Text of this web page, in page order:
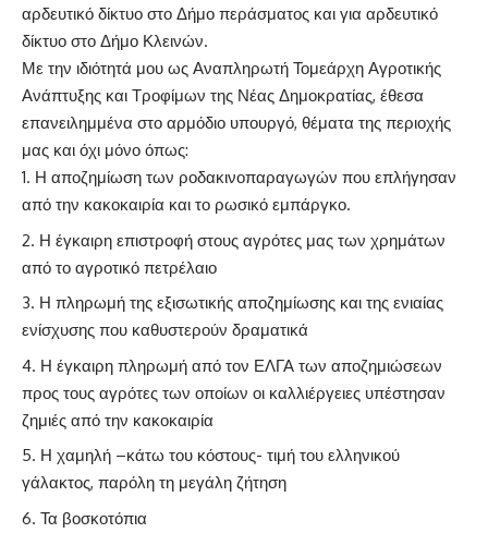
αρδευτικό δίκτυο στο Δήμο περάσματος και για αρδευτικό
δίκτυο στο Δήμο Κλεινών.
Με την ιδιότητά μου ως Αναπληρωτή Τομεάρχη Αγροτικής
Ανάπτυξης και Τροφίμων της Νέας Δημοκρατίας, έθεσα
επανειλημμένα στο αρμόδιο υπουργό, θέματα της περιοχής
μας και όχι μόνο όπως:
Η αποζημίωση των ροδακινοπαραγωγών που επλήγησαν
από την κακοκαιρία και το ρωσικό εμπάργκο.
Η έγκαιρη επιστροφή στους αγρότες μας των χρημάτων
από το αγροτικό πετρέλαιο
Η πληρωμή της εξισωτικής αποζημίωσης και της ενιαίας
ενίσχυσης που καθυστερούν δραματικά
Η έγκαιρη πληρωμή από τον ΕΛΓΑ των αποζημιώσεων
προς τους αγρότες των οποίων οι καλλιέργειες υπέστησαν
ζημιές από την κακοκαιρία
Η χαμηλή –κάτω του κόστους- τιμή του ελληνικού
γάλακτος, παρόλη τη μεγάλη ζήτηση
Τα βοσκοτόπια